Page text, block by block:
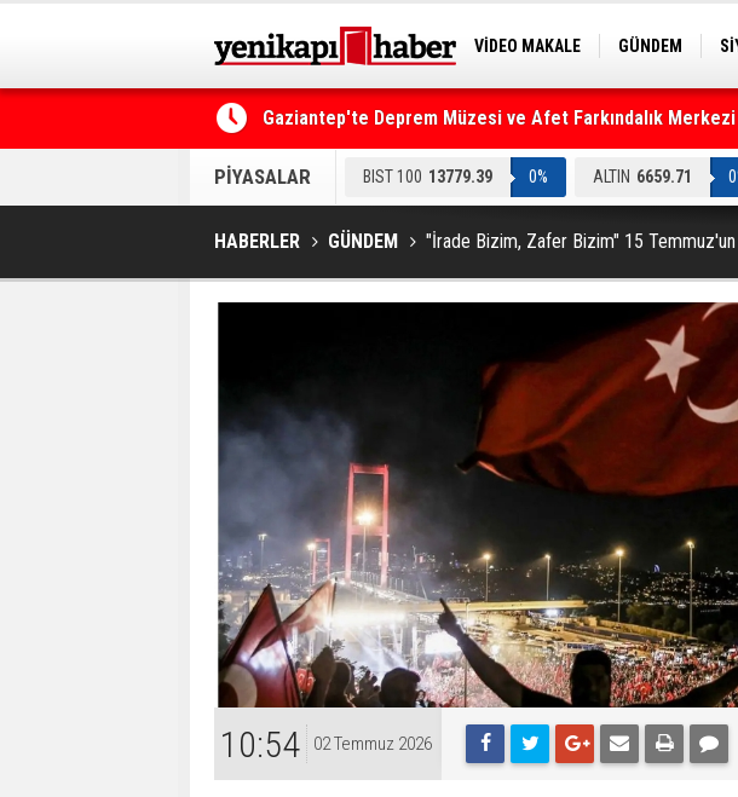
VİDEO MAKALE GÜNDEM
Resmi Gazete'de Bugün
PİYASALAR BIST 100 13779.39 0% ALTIN 6659.71
HABERLER GÜNDEM "İrade Bizim, Zafer Bizim" 15 Temmuz'un
10:54 02 Temmuz 2026